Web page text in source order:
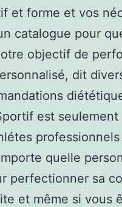
et forme et vos
catalogue pour
objectif de
dit
est
quelle
perfectionner sa
et même si vous